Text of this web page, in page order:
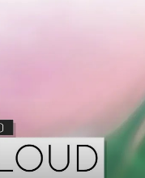
ARE VIEWING MOST
RECENT POST